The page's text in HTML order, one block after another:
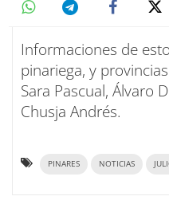
Informaciones de
pinariega, y
Sara Pascual, Álvaro
Chusja Andrés.
PINARES NOTICIAS